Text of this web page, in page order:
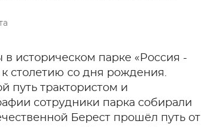
историческом парке «Россия -
столетию со дня рождения.
путь трактористом и
сотрудники парка собирали
Берест прошёл путь от